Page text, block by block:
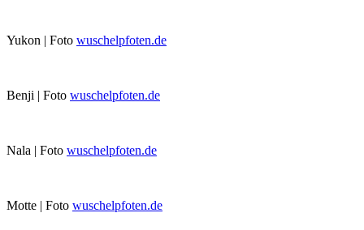
Yukon | Foto wuschelpfoten.de
Benji | Foto wuschelpfoten.de
Nala | Foto wuschelpfoten.de
Motte | Foto wuschelpfoten.de